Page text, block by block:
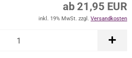
ab 21,95 EUR
inkl. 19% MwSt. zzgl. Versandkosten